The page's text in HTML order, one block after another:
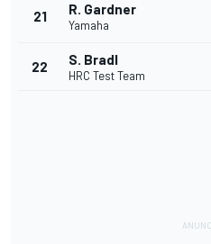
21 R. Gardner
Yamaha
22 S. Bradl
HRC Test Team